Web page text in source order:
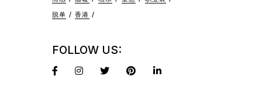
脱单
香港
FOLLOW US: